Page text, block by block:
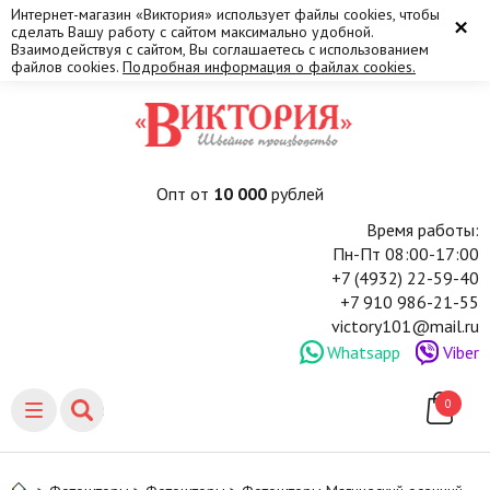
×
Интернет-магазин «Виктория» использует файлы cookies, чтобы
сделать Вашу работу с сайтом максимально удобной.
Взаимодействуя с сайтом, Вы соглашаетесь с использованием
файлов cookies. Подробная информация о файлах cookies.
Опт от 10 000рублей
Время работы:
Пн-Пт 08:00-17:00
+7 (4932) 22-59-40
+7 910 986-21-55
victory101@mail.ru
Whatsapp
Viber
0